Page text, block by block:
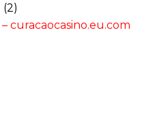
(2)
curacaocasino.eu.com